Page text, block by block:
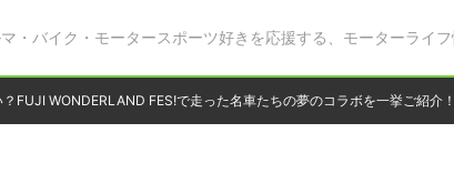
・バイク・モータースポーツ好きを応援する、モーターライフ
FUJI WONDERLAND FES!で走った名車たちの夢のコラボを一挙ご紹介！